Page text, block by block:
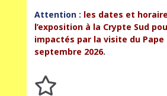
Attention : les dates et
l’exposition à la Crypte Sud
impactés par la visite du Pape
septembre 2026.
